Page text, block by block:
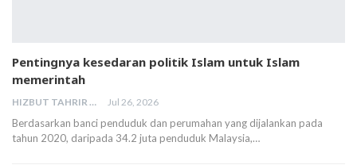
Pentingnya kesedaran politik Islam untuk Islam
memerintah
HIZBUT TAHRIR MALAYSIA Jul 26, 2026
Berdasarkan banci penduduk dan perumahan yang dijalankan pada
tahun 2020, daripada 34.2 juta penduduk Malaysia,…